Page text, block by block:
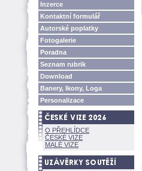
Inzerce
Kontaktní formulář
Autorské poplatky
Fotogalerie
Poradna
Seznam rubrik
Download
Banery, Ikony, Loga
Personalizace
O PŘEHLÍDCE
ČESKÉ VIZE
MALÉ VIZE